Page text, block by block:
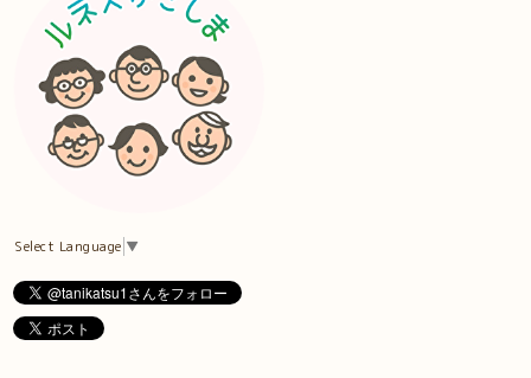
Select Language ▼